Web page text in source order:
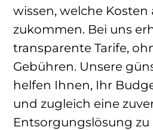
wissen, welche Kosten
zukommen. Bei uns
transparente Tarife,
Gebühren. Unsere
helfen Ihnen, Ihr
und zugleich eine
Entsorgungslösung zu